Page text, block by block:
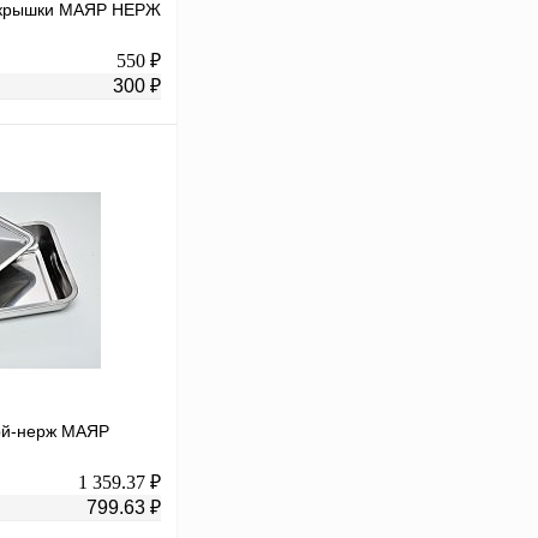
крышки МАЯР НЕРЖ
550 ₽
300 ₽
сравнению
нерж МАЯР
1 359.37 ₽
799.63 ₽